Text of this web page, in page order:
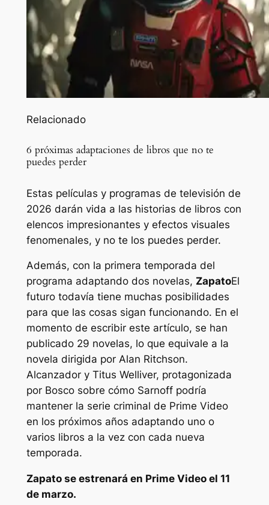
Relacionado
6 próximas adaptaciones de libros que no te
puedes perder
Estas películas y programas de televisión de
2026 darán vida a las historias de libros con
elencos impresionantes y efectos visuales
fenomenales, y no te los puedes perder.
Además, con la primera temporada del
programa adaptando dos novelas, ZapatoEl
futuro todavía tiene muchas posibilidades
para que las cosas sigan funcionando. En el
momento de escribir este artículo, se han
publicado 29 novelas, lo que equivale a la
novela dirigida por Alan Ritchson.
Alcanzador y Titus Welliver, protagonizada
por Bosco sobre cómo Sarnoff podría
mantener la serie criminal de Prime Video
en los próximos años adaptando uno o
varios libros a la vez con cada nueva
temporada.
Zapato se estrenará en Prime Video el 11
de marzo.